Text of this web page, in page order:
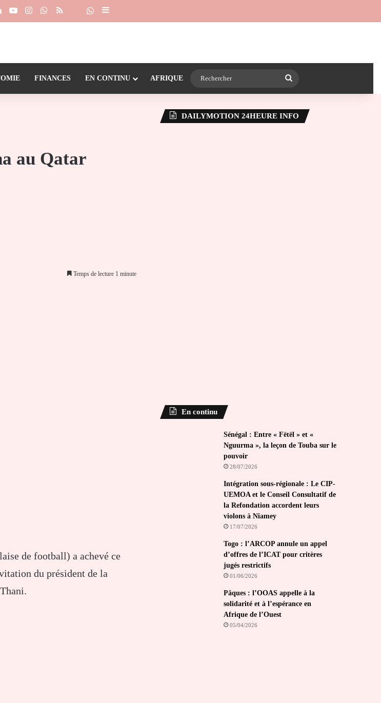
LinkedinYouTubeInstagramWhatsApp
RSS Dailymotion
Suivre la chaîne 24heureinfo sur WhatsApp
Sidebar (barre latérale)
FINANCES EN CONTINU AFRIQUE
au Qatar
Temps de lecture 1 minute
de football) a achevé ce
du président de la
DAILYMOTION 24HEURE INFO
En continu
Sénégal : Entre « Fëtël » et «
Nguurma », la leçon de Touba sur le
pouvoir
28/07/2026
Intégration sous-régionale : Le CIP-
UEMOA et le Conseil Consultatif de
la Refondation accordent leurs
violons à Niamey
17/07/2026
Togo : l’ARCOP annule un appel
d’offres de l’ICAT pour critères
jugés restrictifs
01/06/2026
Pâques : l’OOAS appelle à la
solidarité et à l’espérance en
Afrique de l’Ouest
05/04/2026